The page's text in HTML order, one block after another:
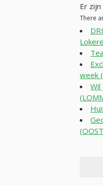
Er
There
week
Wil